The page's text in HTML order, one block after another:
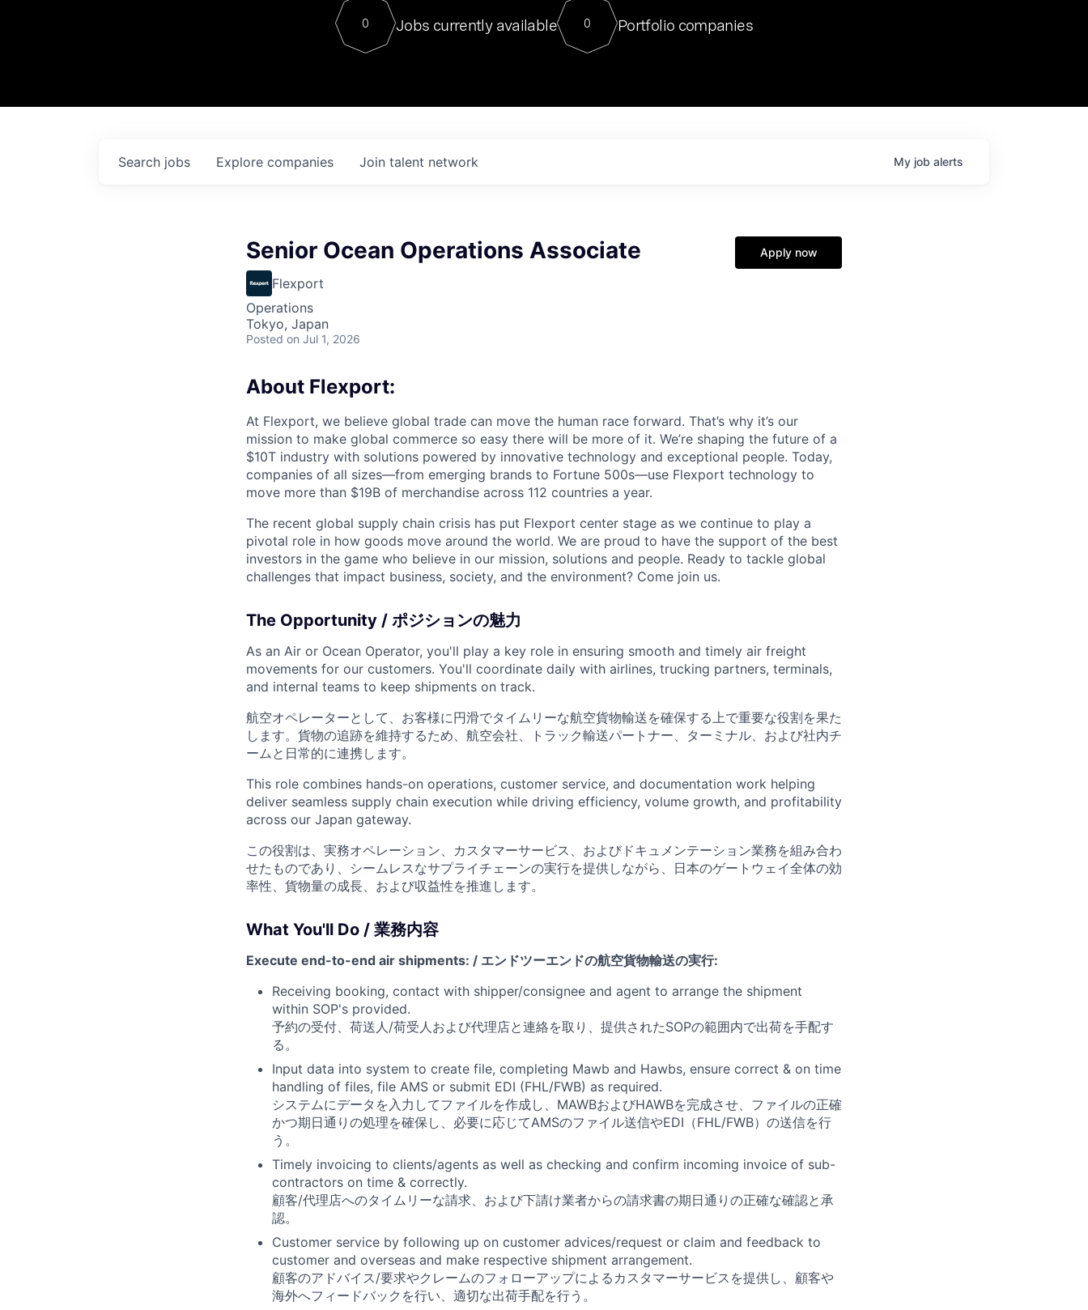
Contact
For our final Chat8VC of 2023, we hosted Dr. Nik Spirin,
Director of Generative AI and LLMOps at NVIDIA. He
sits at a very compelling vantage point in this role. Prior
0 Jobs currently available 0 Portfolio companies
Search jobs Explore companies Join talent network My job alerts
Senior Ocean Operations Associate
Flexport
Operations
Tokyo, Japan
Posted on Jul 1, 2026
Apply now
About Flexport:
At Flexport, we believe global trade can move the human race forward. That’s why it’s our
mission to make global commerce so easy there will be more of it. We’re shaping the future of a
$10T industry with solutions powered by innovative technology and exceptional people. Today,
companies of all sizes—from emerging brands to Fortune 500s—use Flexport technology to
move more than $19B of merchandise across 112 countries a year.
The recent global supply chain crisis has put Flexport center stage as we continue to play a
pivotal role in how goods move around the world. We are proud to have the support of the best
investors in the game who believe in our mission, solutions and people. Ready to tackle global
challenges that impact business, society, and the environment? Come join us.
The Opportunity / ポジションの魅力
As an Air or Ocean Operator, you'll play a key role in ensuring smooth and timely air freight
movements for our customers. You'll coordinate daily with airlines, trucking partners, terminals,
and internal teams to keep shipments on track.
航空オペレーターとして、お客様に円滑でタイムリーな航空貨物輸送を確保する上で重要な役割を果た
します。貨物の追跡を維持するため、航空会社、トラック輸送パートナー、ターミナル、および社内チ
ームと日常的に連携します。
This role combines hands-on operations, customer service, and documentation work helping
deliver seamless supply chain execution while driving efficiency, volume growth, and profitability
across our Japan gateway.
この役割は、実務オペレーション、カスタマーサービス、およびドキュメンテーション業務を組み合わ
せたものであり、シームレスなサプライチェーンの実行を提供しながら、日本のゲートウェイ全体の効
率性、貨物量の成長、および収益性を推進します。
What You'll Do / 業務内容
Execute end-to-end air shipments: / エンドツーエンドの航空貨物輸送の実行:
Receiving booking, contact with shipper/consignee and agent to arrange the shipment
within SOP's provided.
予約の受付、荷送人/荷受人および代理店と連絡を取り、提供されたSOPの範囲内で出荷を手配す
る。
Input data into system to create file, completing Mawb and Hawbs, ensure correct & on time
handling of files, file AMS or submit EDI (FHL/FWB) as required.
システムにデータを入力してファイルを作成し、MAWBおよびHAWBを完成させ、ファイルの正確
かつ期日通りの処理を確保し、必要に応じてAMSのファイル送信やEDI（FHL/FWB）の送信を行
う。
Timely invoicing to clients/agents as well as checking and confirm incoming invoice of sub-
contractors on time & correctly.
顧客/代理店へのタイムリーな請求、および下請け業者からの請求書の期日通りの正確な確認と承
認。
Customer service by following up on customer advices/request or claim and feedback to
customer and overseas and make respective shipment arrangement.
顧客のアドバイス/要求やクレームのフォローアップによるカスタマーサービスを提供し、顧客や
海外へフィードバックを行い、適切な出荷手配を行う。